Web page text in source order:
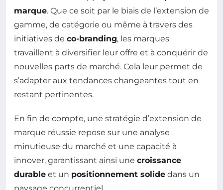
marque. Que ce soit par le biais de l’extension de
gamme, de catégorie ou même à travers des
initiatives de co-branding, les marques
travaillent à diversifier leur offre et à conquérir de
nouvelles parts de marché. Cela leur permet de
s’adapter aux tendances changeantes tout en
restant pertinentes.
En fin de compte, une stratégie d’extension de
marque réussie repose sur une analyse
minutieuse du marché et une capacité à
innover, garantissant ainsi une croissance
durable et un positionnement solide dans un